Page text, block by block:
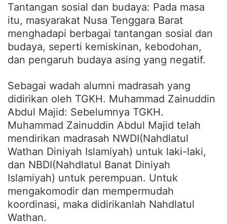
Tantangan sosial dan budaya: Pada masa
itu, masyarakat Nusa Tenggara Barat
menghadapi berbagai tantangan sosial dan
budaya, seperti kemiskinan, kebodohan,
dan pengaruh budaya asing yang negatif.
Sebagai wadah alumni madrasah yang
didirikan oleh TGKH. Muhammad Zainuddin
Abdul Majid: Sebelumnya TGKH.
Muhammad Zainuddin Abdul Majid telah
mendirikan madrasah NWDI(Nahdlatul
Wathan Diniyah Islamiyah) untuk laki-laki,
dan NBDI(Nahdlatul Banat Diniyah
Islamiyah) untuk perempuan. Untuk
mengakomodir dan mempermudah
koordinasi, maka didirikanlah Nahdlatul
Wathan.